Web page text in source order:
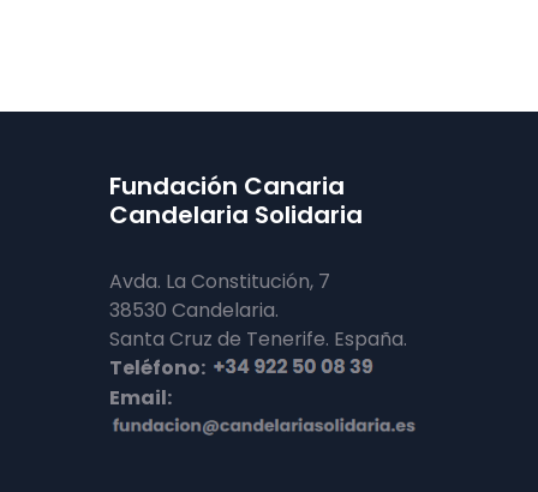
Fundación Canaria
Candelaria Solidaria
Avda. La Constitución, 7
38530 Candelaria.
Santa Cruz de Tenerife. España.
Teléfono:
Email: